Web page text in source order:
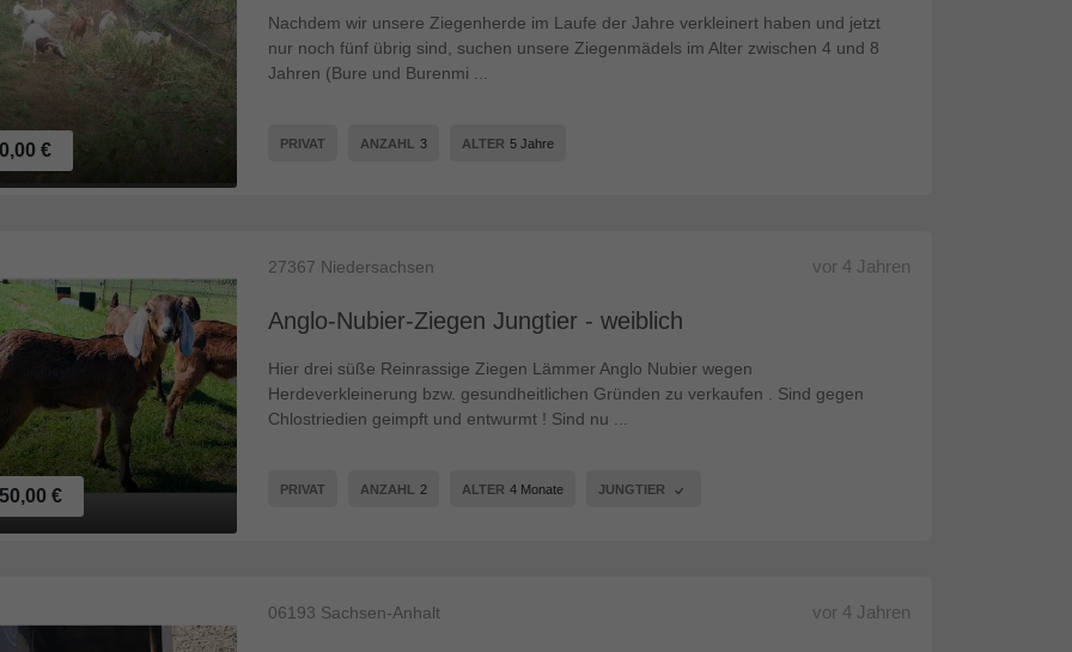
€
Nachdem wir unsere Ziegenherde im Laufe der Jahre verkleinert haben und jetzt
nur noch fünf übrig sind, suchen unsere Ziegenmädels im Alter zwischen 4 und 8
Jahren (Bure und Burenmi ...
PRIVAT ANZAHL 3 ALTER 5 Jahre
Anglo-Nubier-Ziegen Jungtier - weiblich
27367 Niedersachsen
€
vor 4 Jahren
Hier drei süße Reinrassige Ziegen Lämmer Anglo Nubier wegen
Herdeverkleinerung bzw. gesundheitlichen Gründen zu verkaufen . Sind gegen
Chlostriedien geimpft und entwurmt ! Sind nu ...
PRIVAT ANZAHL 2 ALTER 4 Monate JUNGTIER
06193 Sachsen-Anhalt vor 4 Jahren